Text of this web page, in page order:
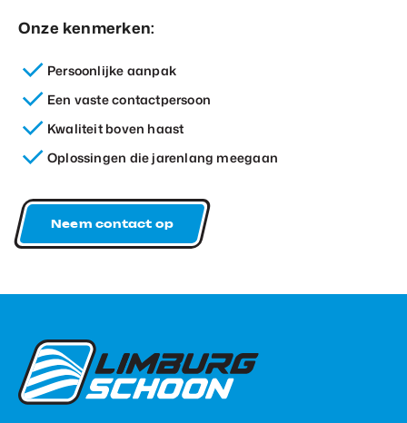
Onze kenmerken:
Persoonlijke aanpak
Een vaste contactpersoon
Kwaliteit boven haast
Oplossingen die jarenlang meegaan
Neem contact op